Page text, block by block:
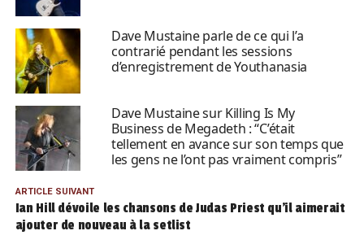
Dave Mustaine parle de ce qui l’a
contrarié pendant les sessions
d’enregistrement de Youthanasia
Dave Mustaine sur Killing Is My
Business de Megadeth : “C’était
tellement en avance sur son temps que
les gens ne l’ont pas vraiment compris”
ARTICLE SUIVANT
Ian Hill dévoile les chansons de Judas Priest qu’il aimerait
ajouter de nouveau à la setlist